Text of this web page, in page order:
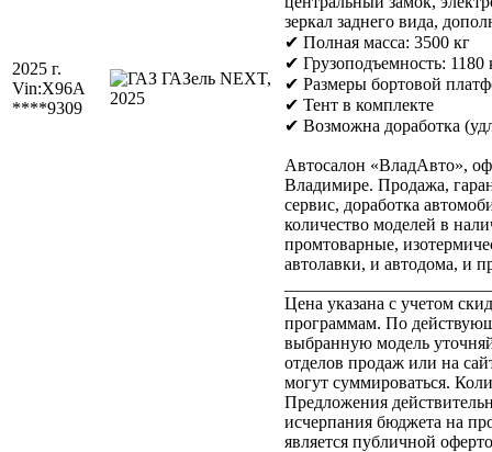
2025 г.
Vin:X96A
****9309
зеркал заднего вида,
✔ Полная масса: 3500 кг
✔ Грузоподъемность: 1180
✔ Размеры бортовой
✔ Тент в комплекте
✔ Возможна доработка
Автосалон «ВладАвто»,
Владимире. Продажа,
сервис, доработка
количество моделей в
промтоварные,
автолавки, и автодома, и
Цена указана с учетом
программам. По
выбранную модель
отделов продаж или на
могут суммироваться.
Предложения
исчерпания бюджета на
является публичной